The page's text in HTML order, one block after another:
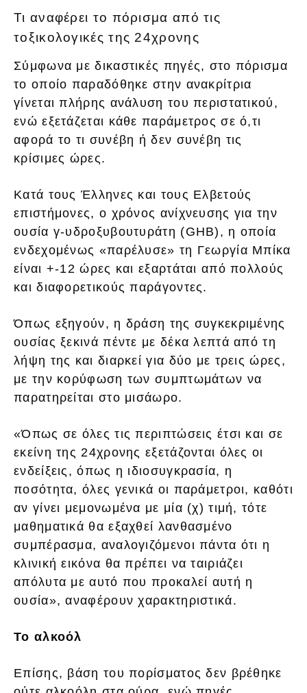
Τι αναφέρει το πόρισμα από τις
τοξικολογικές της 24χρονης
Σύμφωνα με δικαστικές πηγές, στο πόρισμα
το οποίο παραδόθηκε στην ανακρίτρια
γίνεται πλήρης ανάλυση του περιστατικού,
ενώ εξετάζεται κάθε παράμετρος σε ό,τι
αφορά το τι συνέβη ή δεν συνέβη τις
κρίσιμες ώρες.
Κατά τους Έλληνες και τους Ελβετούς
επιστήμονες, ο χρόνος ανίχνευσης για την
ουσία γ-υδροξυβουτυράτη (GHB), η οποία
ενδεχομένως «παρέλυσε» τη Γεωργία Μπίκα
είναι +-12 ώρες και εξαρτάται από πολλούς
και διαφορετικούς παράγοντες.
Όπως εξηγούν, η δράση της συγκεκριμένης
ουσίας ξεκινά πέντε με δέκα λεπτά από τη
λήψη της και διαρκεί για δύο με τρεις ώρες,
με την κορύφωση των συμπτωμάτων να
παρατηρείται στο μισάωρο.
«Όπως σε όλες τις περιπτώσεις έτσι και σε
εκείνη της 24χρονης εξετάζονται όλες οι
ενδείξεις, όπως η ιδιοσυγκρασία, η
ποσότητα, όλες γενικά οι παράμετροι, καθότι
αν γίνει μεμονωμένα με μία (χ) τιμή, τότε
μαθηματικά θα εξαχθεί λανθασμένο
συμπέρασμα, αναλογιζόμενοι πάντα ότι η
κλινική εικόνα θα πρέπει να ταιριάζει
απόλυτα με αυτό που προκαλεί αυτή η
ουσία», αναφέρουν χαρακτηριστικά.
Το αλκοόλ
Επίσης, βάση του πορίσματος δεν βρέθηκε